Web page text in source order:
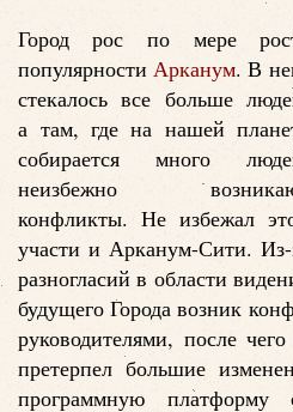
Город рос по мере
популярности Арканум. В
стекалось все больше
а там, где на нашей
собирается много
неизбежно
конфликты. Не избежал
участи и Арканум-Сити. Из-
разногласий в области
будущего Города возник
руководителями, после
претерпел большие
программную